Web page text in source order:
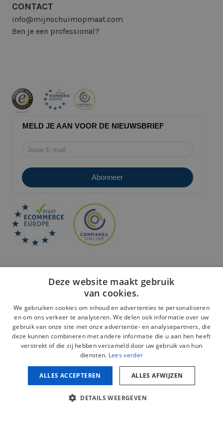
CONTACT
info@mijnschuimopmaat.com
Ben je een professional?
MELD JE AAN VOOR DE NIEUWSBRIEF
Veilige betaling:
Juridische kennisgeving
Deze website maakt gebruik
van cookies.
We gebruiken cookies om inhoud en advertenties te personaliseren
en om ons verkeer te analyseren. We delen ook informatie over uw
gebruik van onze site met onze advertentie- en analysepartners, die
deze kunnen combineren met andere informatie die u aan hen heeft
verstrekt of die zij hebben verzameld door uw gebruik van hun
diensten. Lees verder
ALLES ACCEPTEREN ALLES AFWIJZEN
DETAILS WEERGEVEN